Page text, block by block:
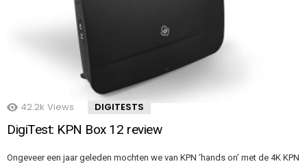
42.2k Views DIGITESTS
DigiTest: KPN Box 12 review
Ongeveer een jaar geleden mochten we van KPN ‘hands on’ met de 4K KPN